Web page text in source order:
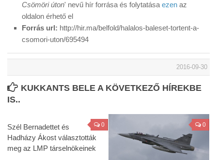
Csömöri úton' nevű hír forrása és folytatásaezen az
oldalon érhető el
Forrás url: http://hir.ma/belfold/halalos-baleset-tortent-a-
csomori-uton/695494
2016-09-30
KUKKANTS BELE A KÖVETKEZŐ HÍREKBE
IS..
0
Szél Bernadettet és
Hadházy Ákost választották
meg az LMP társelnökeinek
0